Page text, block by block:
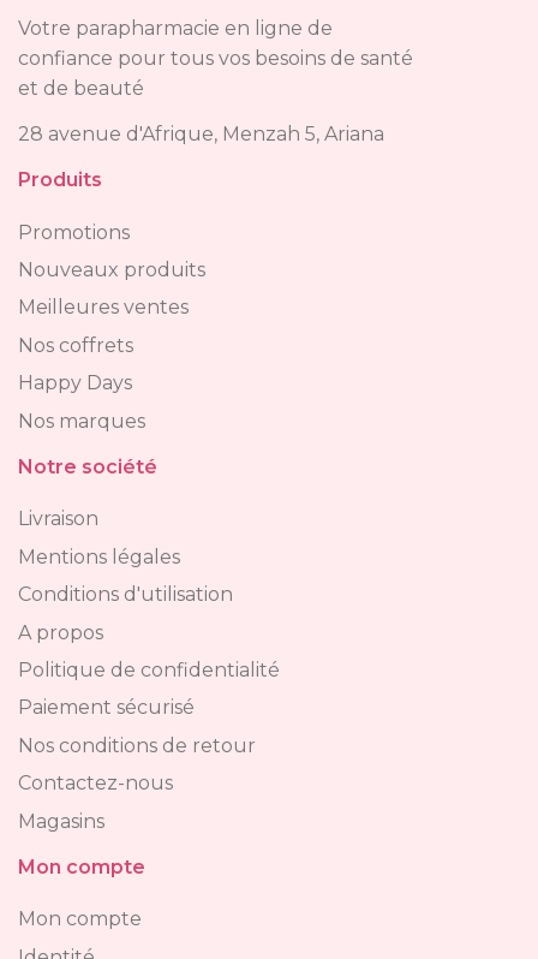
Votre parapharmacie en ligne de
confiance pour tous vos besoins de santé
et de beauté
28 avenue d'Afrique, Menzah 5, Ariana
Produits
Promotions
Nouveaux produits
Meilleures ventes
Nos coffrets
Happy Days
Nos marques
Notre société
Livraison
Mentions légales
Conditions d'utilisation
A propos
Politique de confidentialité
Paiement sécurisé
Nos conditions de retour
Contactez-nous
Magasins
Mon compte
Mon compte